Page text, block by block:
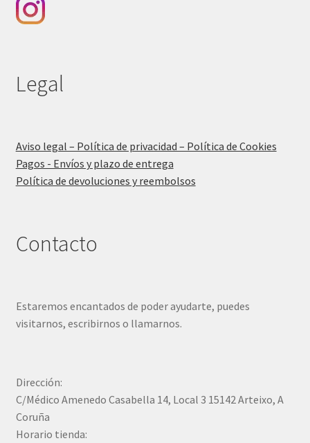
Legal
Aviso legal – Política de privacidad – Política de Cookies
Pagos - Envíos y plazo de entrega
Política de devoluciones y reembolsos
Contacto
Estaremos encantados de poder ayudarte, puedes
visitarnos, escribirnos o llamarnos.
Dirección:
C/Médico Amenedo Casabella 14, Local 3 15142 Arteixo, A
Coruña
Horario tienda: